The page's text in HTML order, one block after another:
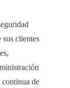
clientes
de